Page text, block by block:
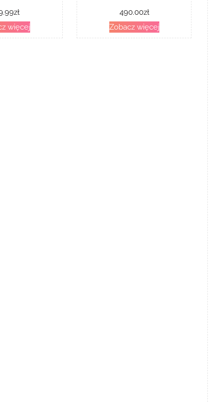
zł
więcej
490.00zł
Zobacz więcej